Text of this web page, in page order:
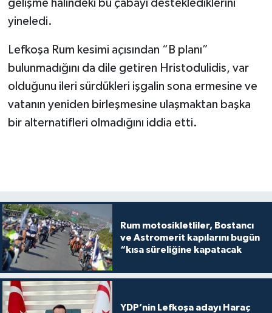
gelişme halindeki bu çabayı desteklediklerini
yineledi.
Lefkoşa Rum kesimi açısından “B planı”
bulunmadığını da dile getiren Hristodulidis, var
olduğunu ileri sürdükleri işgalin sona ermesine ve
vatanın yeniden birleşmesine ulaşmaktan başka
bir alternatifleri olmadığını iddia etti.
Rum motosikletliler, Bostancı
ve Astromerit kapılarını bugün
“kısa süreliğine kapatacak
YDP’nin Lefkoşa adayı Haraç